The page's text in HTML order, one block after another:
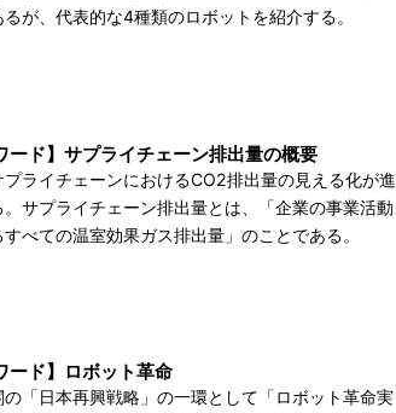
が、代表的な4種類のロボットを紹介する。
プライチェーンにおけるCO2排出量の見える化が進
。サプライチェーン排出量とは、「企業の事業活動
べての温室効果ガス排出量」のことである。
ード】サプライチェーン排出量の概要
の「日本再興戦略」の一環として「ロボット革命実
ード】ロボット革命